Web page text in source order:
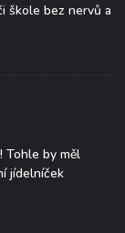
škole bez nervů a
Tohle by měl
jídelníček